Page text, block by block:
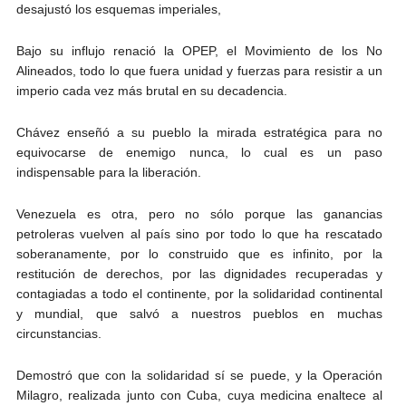
desajustó los esquemas imperiales,
Bajo su influjo renació la OPEP, el Movimiento de los No
Alineados, todo lo que fuera unidad y fuerzas para resistir a un
imperio cada vez más brutal en su decadencia.
Chávez enseñó a su pueblo la mirada estratégica para no
equivocarse de enemigo nunca, lo cual es un paso
indispensable para la liberación.
Venezuela es otra, pero no sólo porque las ganancias
petroleras vuelven al país sino por todo lo que ha rescatado
soberanamente, por lo construido que es infinito, por la
restitución de derechos, por las dignidades recuperadas y
contagiadas a todo el continente, por la solidaridad continental
y mundial, que salvó a nuestros pueblos en muchas
circunstancias.
Demostró que con la solidaridad sí se puede, y la Operación
Milagro, realizada junto con Cuba, cuya medicina enaltece al